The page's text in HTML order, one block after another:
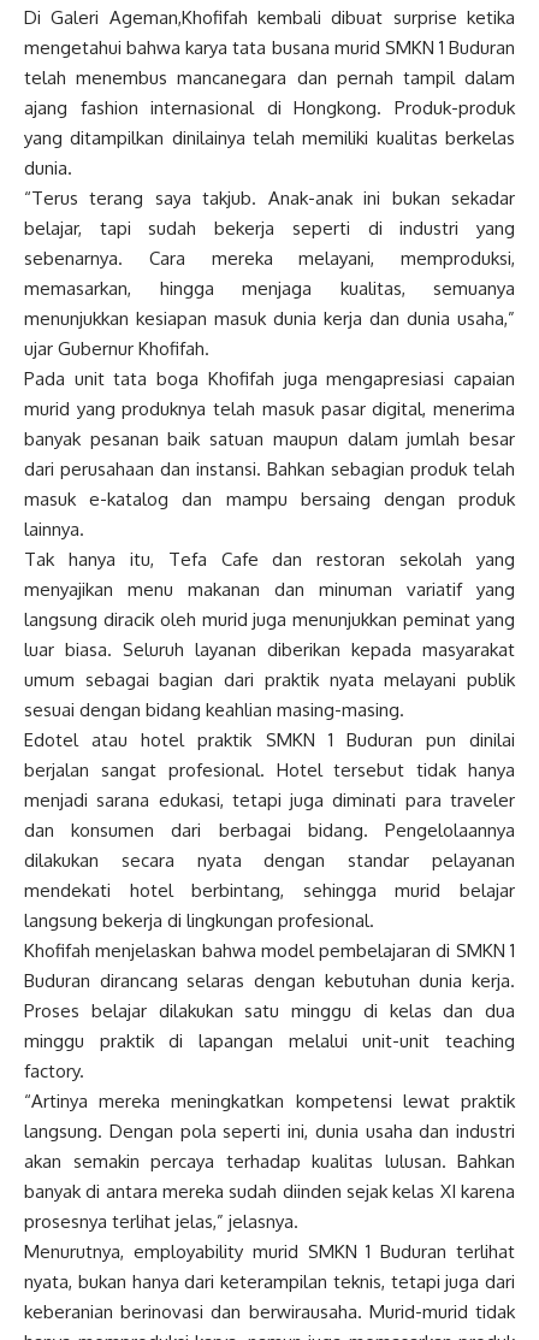
Di Galeri Ageman,Khofifah kembali dibuat surprise ketika
mengetahui bahwa karya tata busana murid SMKN 1 Buduran
telah menembus mancanegara dan pernah tampil dalam
ajang fashion internasional di Hongkong. Produk-produk
yang ditampilkan dinilainya telah memiliki kualitas berkelas
dunia.
“Terus terang saya takjub. Anak-anak ini bukan sekadar
belajar, tapi sudah bekerja seperti di industri yang
sebenarnya. Cara mereka melayani, memproduksi,
memasarkan, hingga menjaga kualitas, semuanya
menunjukkan kesiapan masuk dunia kerja dan dunia usaha,”
ujar Gubernur Khofifah.
Pada unit tata boga Khofifah juga mengapresiasi capaian
murid yang produknya telah masuk pasar digital, menerima
banyak pesanan baik satuan maupun dalam jumlah besar
dari perusahaan dan instansi. Bahkan sebagian produk telah
masuk e-katalog dan mampu bersaing dengan produk
lainnya.
Tak hanya itu, Tefa Cafe dan restoran sekolah yang
menyajikan menu makanan dan minuman variatif yang
langsung diracik oleh murid juga menunjukkan peminat yang
luar biasa. Seluruh layanan diberikan kepada masyarakat
umum sebagai bagian dari praktik nyata melayani publik
sesuai dengan bidang keahlian masing-masing.
Edotel atau hotel praktik SMKN 1 Buduran pun dinilai
berjalan sangat profesional. Hotel tersebut tidak hanya
menjadi sarana edukasi, tetapi juga diminati para traveler
dan konsumen dari berbagai bidang. Pengelolaannya
dilakukan secara nyata dengan standar pelayanan
mendekati hotel berbintang, sehingga murid belajar
langsung bekerja di lingkungan profesional.
Khofifah menjelaskan bahwa model pembelajaran di SMKN 1
Buduran dirancang selaras dengan kebutuhan dunia kerja.
Proses belajar dilakukan satu minggu di kelas dan dua
minggu praktik di lapangan melalui unit-unit teaching
factory.
“Artinya mereka meningkatkan kompetensi lewat praktik
langsung. Dengan pola seperti ini, dunia usaha dan industri
akan semakin percaya terhadap kualitas lulusan. Bahkan
banyak di antara mereka sudah diinden sejak kelas XI karena
prosesnya terlihat jelas,” jelasnya.
Menurutnya, employability murid SMKN 1 Buduran terlihat
nyata, bukan hanya dari keterampilan teknis, tetapi juga dari
keberanian berinovasi dan berwirausaha. Murid-murid tidak